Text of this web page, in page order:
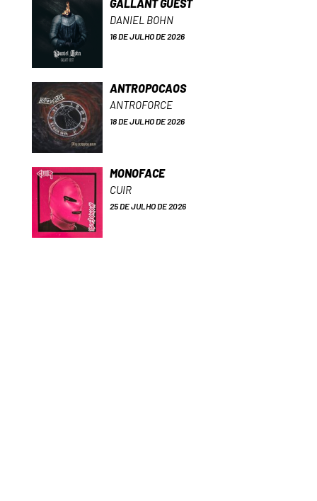
GALLANT GUEST
DANIEL BOHN
16 DE JULHO DE 2026
ANTROPOCAOS
ANTROFORCE
18 DE JULHO DE 2026
MONOFACE
CUIR
25 DE JULHO DE 2026